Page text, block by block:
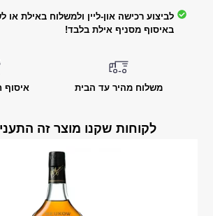
לביצוע רכישה און-ליין ולמשלוח באילת או
באיסוף מסניף אילת בלבד!
משלוח מהיר עד הבית איסוף
לקוחות שקנו מוצר זה